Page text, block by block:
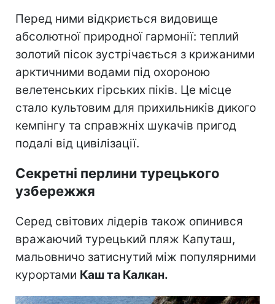
Перед ними відкриється видовище
абсолютної природної гармонії: теплий
золотий пісок зустрічається з крижаними
арктичними водами під охороною
велетенських гірських піків. Це місце
стало культовим для прихильників дикого
кемпінгу та справжніх шукачів пригод
подалі від цивілізації.
Секретні перлини турецького
узбережжя
Серед світових лідерів також опинився
вражаючий турецький пляж Капуташ,
мальовничо затиснутий між популярними
курортами Каш та Калкан.